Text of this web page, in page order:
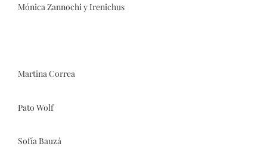
Mónica Zannochi y Irenichus
Martina Correa
Pato Wolf
Sofía Bauzá